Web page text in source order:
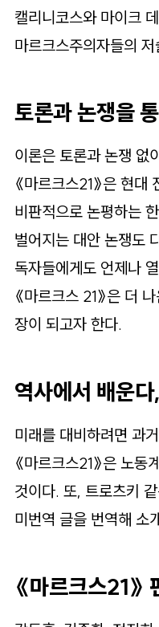
캘리니코스와 마이크
마르크스주의자들의
토론과 논쟁을
이론은 토론과 논쟁 없
《마르크스21》은 현
비판적으로 논평하는
벌어지는 대안 논쟁도
독자들에게도 언제나
《마르크스 21》은 더
장이 되고자 한다.
역사에서 배운
미래를 대비하려면 과
《마르크스21》은 노
것이다. 또, 트로츠키
미번역 글을 번역해 소
《마르크스21》